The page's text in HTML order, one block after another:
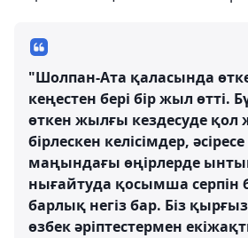
"Шолпан-Ата қаласында
кеңестен бері бір жыл өтті.
өткен жылғы кездесуде қол
бірлескен келісімдер,
маңындағы өңірлерде
нығайтуда қосымша серпін
барлық негіз бар. Біз
өзбек әріптестермен